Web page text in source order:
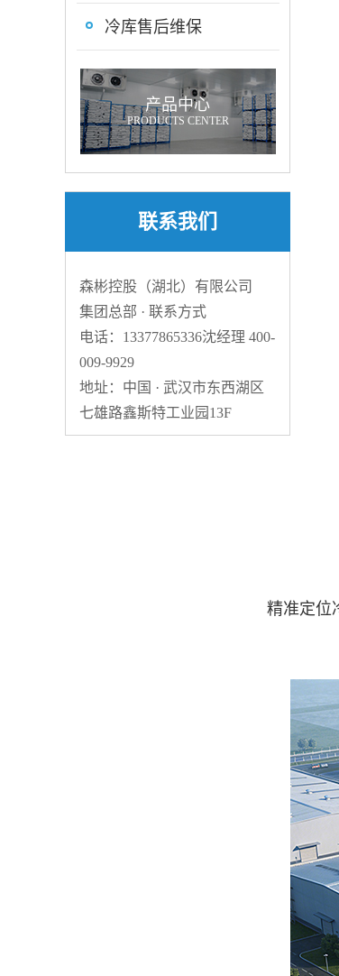
冷库售后维保
产品中心
PRODUCTS CENTER
联系我们
森彬控股（湖北）有限公司
集团总部 · 联系方式
电话：13377865336沈经理 400-
009-9929
地址：中国 · 武汉市东西湖区
七雄路鑫斯特工业园13F
精准定位